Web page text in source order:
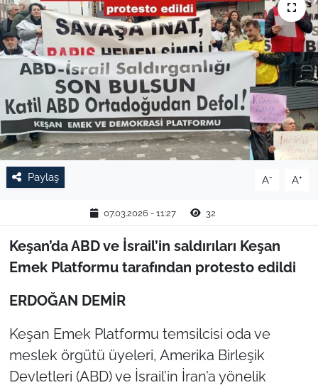
Paylaş A- A+
07.03.2026 - 11:27 32
Keşan’da ABD ve İsrail’in saldırıları Keşan
Emek Platformu tarafından protesto edildi
ERDOĞAN DEMİR
Keşan Emek Platformu temsilcisi oda ve
meslek örgütü üyeleri, Amerika Birleşik
Devletleri (ABD) ve İsrail’in İran’a yönelik
SAĞLIK
EĞİTİM
TARIM VE HAYVANCILIK
KÜLTÜR SANAT
RESMİ İLAN
SPOR
YAŞAM
EDİRNE
TEKİRDAĞ
KIRKLARELİ
ÇANAKKALE